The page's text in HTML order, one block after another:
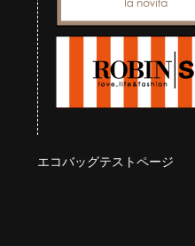
エコバッグテストページ